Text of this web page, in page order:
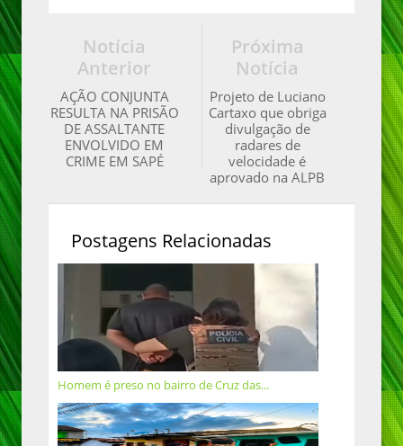
Próxima
Notícia
Projeto de Luciano
Cartaxo que obriga
divulgação de
radares de
velocidade é
aprovado na ALPB
Notícia
Anterior
AÇÃO CONJUNTA
RESULTA NA PRISÃO
DE ASSALTANTE
ENVOLVIDO EM
CRIME EM SAPÉ
Postagens Relacionadas
Homem é preso no bairro de Cruz das...